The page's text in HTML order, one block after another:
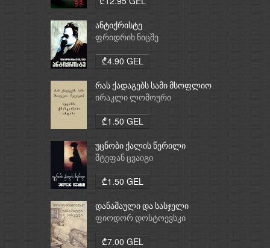
ანტიქრისტე
ფრიდრიხ ნიცშე
₾4.90 GEL
რას ქადაგებს სამი მსოფლიო
რელიგია: ბუდიზმი,
ირაკლი ლომოური
₾1.50 GEL
უცნობი ქალის წერილი
შტეფან ცვაიგი
₾1.50 GEL
დანაშაული და სასჯელი
ფიოდორ დოსტოევსკი
₾7.00 GEL